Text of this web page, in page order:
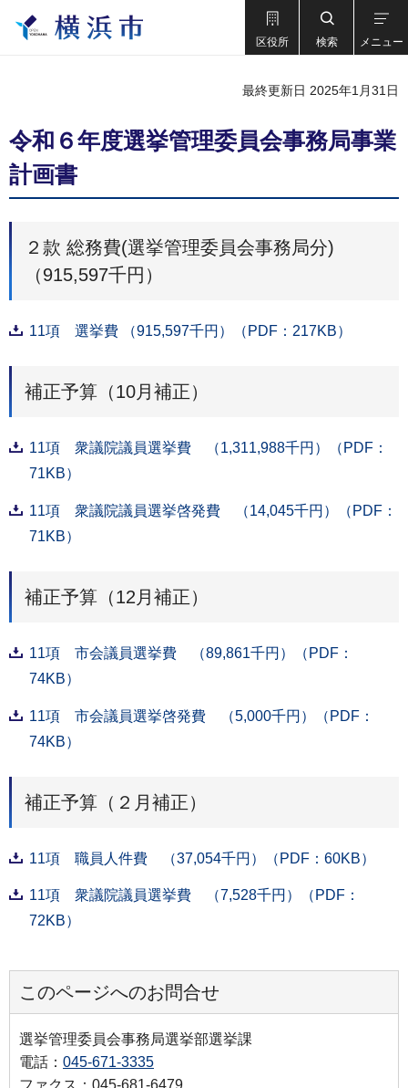
区役所 検索 メニュー
最終更新日 2025年1月31日
令和６年度選挙管理委員会事務局事業
計画書
２款 総務費(選挙管理委員会事務局分)
（915,597千円）
11項 選挙費 （915,597千円）（PDF：217KB）
補正予算（10月補正）
11項 衆議院議員選挙費 （1,311,988千円）（PDF：
71KB）
11項 衆議院議員選挙啓発費 （14,045千円）（PDF：
71KB）
補正予算（12月補正）
11項 市会議員選挙費 （89,861千円）（PDF：
74KB）
11項 市会議員選挙啓発費 （5,000千円）（PDF：
74KB）
補正予算（２月補正）
11項 職員人件費 （37,054千円）（PDF：60KB）
11項 衆議院議員選挙費 （7,528千円）（PDF：
72KB）
このページへのお問合せ
選挙管理委員会事務局選挙部選挙課
電話： 045-671-3335